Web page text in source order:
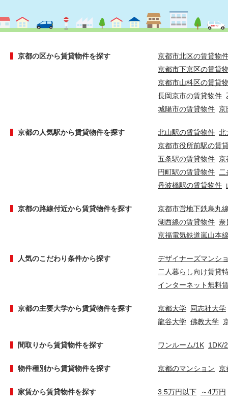
京都の区から賃貸物件を探す
京都市北区の賃貸物
京都市下京区の賃貸
京都市山科区の賃貸
長岡京市の賃貸物件
城陽市の賃貸物件 京
京都の人気駅から賃貸物件を探す 北山駅の賃貸物件 北
京都市役所前駅の賃
五条駅の賃貸物件 京
円町駅の賃貸物件
丹波橋駅の賃貸物件
京都の路線付近から賃貸物件を探す
京都市営地下鉄烏丸
湖西線の賃貸物件 奈
京福電気鉄道嵐山本
人気のこだわり条件から探す
デザイナーズマンシ
二人暮らし向け賃貸
インターネット無料
京都の主要大学から賃貸物件を探す 京都大学 同志社大学
龍谷大学 佛教大学
間取りから賃貸物件を探す ワンルーム/1K 1DK/
物件種別から賃貸物件を探す 京都のマンション 京
家賃から賃貸物件を探す 3.5万円以下 ～4万円